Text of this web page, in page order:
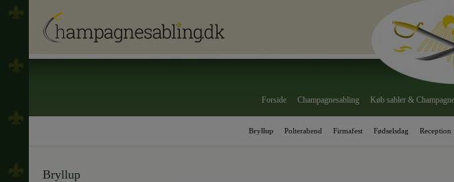
Forside Champagnesabling Køb sabler & Champagne
Bryllup Polterabend Firmafest Fødselsdag Reception
Bryllup